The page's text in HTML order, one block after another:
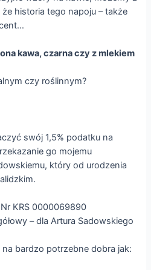
historia tego napoju – także
kawa, czarna czy z mlekiem
czy roślinnym?
swój 1,5% podatku na
go mojemu
który od urodzenia
Nr KRS 0000069890
– dla Artura Sadowskiego
bardzo potrzebne dobra jak: